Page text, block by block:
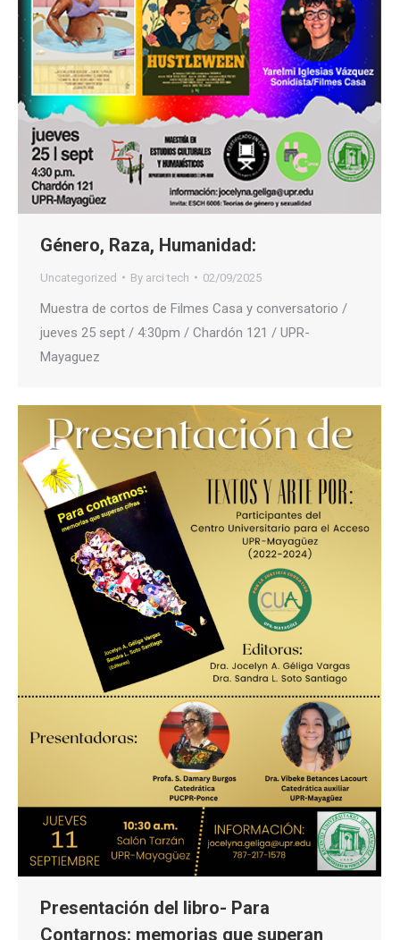
Género, Raza, Humanidad:
Uncategorized By arci tech 02/09/2025
Muestra de cortos de Filmes Casa y conversatorio /
jueves 25 sept / 4:30pm / Chardón 121 / UPR-
Mayaguez
Presentación del libro- Para
Contarnos: memorias que superan